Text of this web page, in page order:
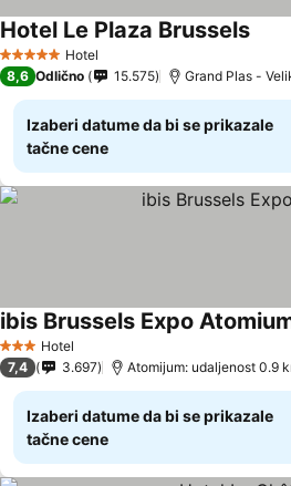
5 ZvezdiceHotel
Hotel Le Plaza Brussels
8,6 Odlično 15.575 Grand Plas -
Izaberi datume da bi se prikazale
tačne cene
3 Zvezdice
Hotel
ibis Brussels Expo
7,4 3.697 Atomijum: udaljenost 0.9
Izaberi datume da bi se prikazale
tačne cene